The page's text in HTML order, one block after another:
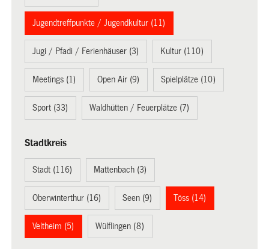
Jugendtreffpunkte / Jugendkultur (11)
Jugi / Pfadi / Ferienhäuser (3) Kultur (110)
Meetings (1) Open Air (9) Spielplätze (10)
Sport (33) Waldhütten / Feuerplätze (7)
Stadtkreis
Stadt (116) Mattenbach (3)
Oberwinterthur (16) Seen (9) Töss (14)
Veltheim (5) Wülflingen (8)